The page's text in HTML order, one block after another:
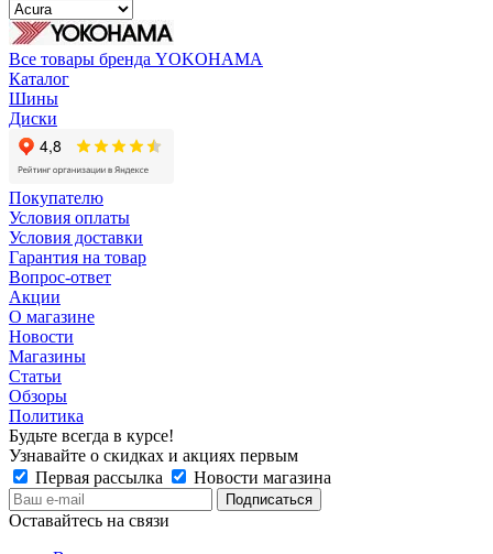
Все товары бренда YOKOHAMA
Каталог
Шины
Диски
Покупателю
Условия оплаты
Условия доставки
Гарантия на товар
Вопрос-ответ
Акции
О магазине
Новости
Магазины
Статьи
Обзоры
Политика
Будьте всегда в курсе!
Узнавайте о скидках и акциях первым
Первая рассылка
Новости магазина
Оставайтесь на связи